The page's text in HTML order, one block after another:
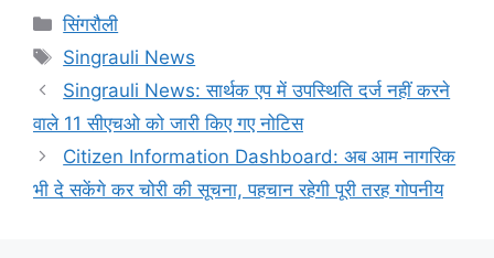
Categories
सिंगरौली
Tags
Singrauli News
Singrauli News: सार्थक एप में उपस्थिति दर्ज नहीं करने
वाले 11 सीएचओ को जारी किए गए नोटिस
Citizen Information Dashboard: अब आम नागरिक
भी दे सकेंगे कर चोरी की सूचना, पहचान रहेगी पूरी तरह गोपनीय